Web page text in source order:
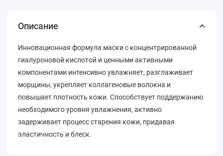
Описание
Инновационная формула маски с концентрированной
гиалуроновой кислотой и ценными активными
компонентами интенсивно увлажняет, разглаживает
морщины, укрепляет коллагеновые волокна и
повышает плотность кожи. Способствует поддержанию
необходимого уровня увлажнения, активно
задерживает процесс старения кожи, придавая
эластичность и блеск.